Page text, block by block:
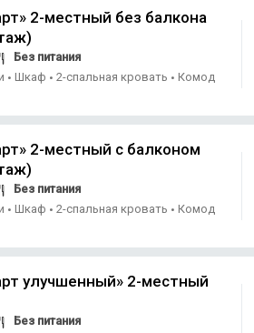
2-местный без балкона
Без питания
• Шкаф • 2-спальная кровать • Комод
2-местный с балконом
Без питания
• Шкаф • 2-спальная кровать • Комод
улучшенный» 2-местный
Без питания